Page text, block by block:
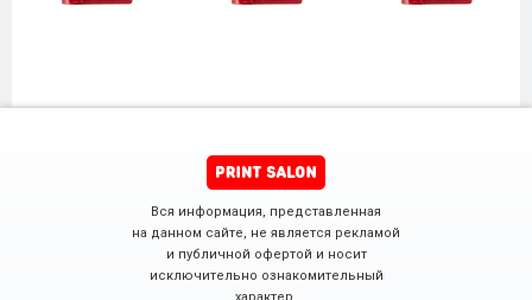
Вся информация, представленная
на данном сайте, не является рекламой
и публичной офертой и носит
исключительно ознакомительный